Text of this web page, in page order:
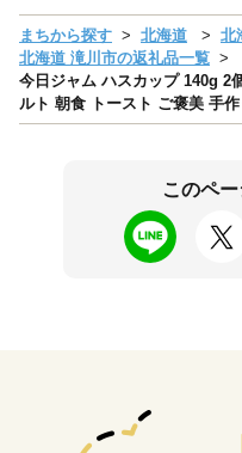
まちから探す 北海道
北
北海道 滝川市の返礼品一覧
今日ジャム ハスカップ 140g 2
ルト 朝食 トースト ご褒美 手
このペ